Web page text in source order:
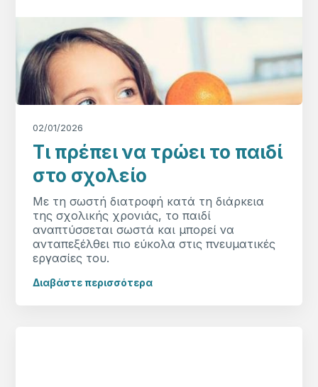
02/01/2026
Τι πρέπει να τρώει το παιδί
στο σχολείο
Με τη σωστή διατροφή κατά τη διάρκεια
της σχολικής χρονιάς, το παιδί
αναπτύσσεται σωστά και μπορεί να
ανταπεξέλθει πιο εύκολα στις πνευματικές
εργασίες του.
Διαβάστε περισσότερα